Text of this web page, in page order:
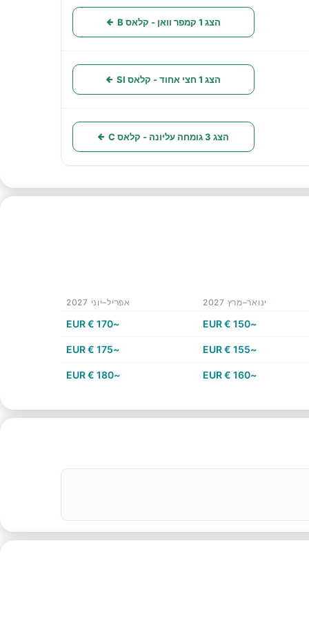
הצג 1 קמפר וואן - קלאס B
הצג 1 חצי אחוד - קלאס SI
הצג 3 גומחה עליונה - קלאס C
ינואר–מרץ 2027 אפריל–יוני 2027
~150 € EUR
~170 € EUR
~155 € EUR
~175 € EUR
~160 € EUR
~180 € EUR